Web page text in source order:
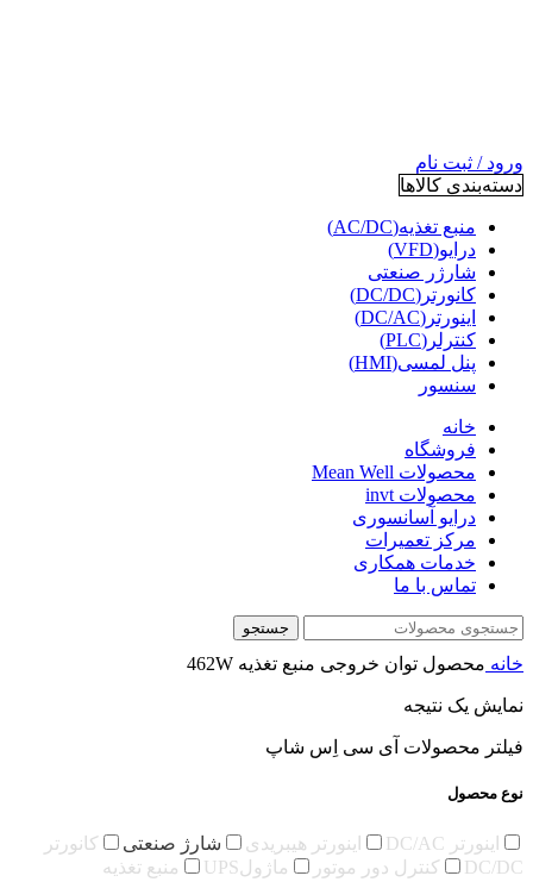
ورود / ثبت نام
دسته‌بندی کالاها
منبع تغذیه(AC/DC)
درایو(VFD)
شارژر صنعتی
کانورتر(DC/DC)
اینورتر(DC/AC)
کنترلر(PLC)
پنل لمسی(HMI)
سنسور
خانه
فروشگاه
محصولات Mean Well
محصولات invt
درایو آسانسوری
مرکز تعمیرات
خدمات همکاری
تماس با ما
جستجو
خانه محصول توان خروجی منبع تغذیه 462W
نمایش یک نتیجه
فیلتر محصولات آی سی اِس شاپ
نوع محصول
اینورتر DC/AC اینورتر هیبریدی شارژ صنعتی
کانورتر
DC/DC
کنترل دور موتور ماژولUPS منبع تغذیه